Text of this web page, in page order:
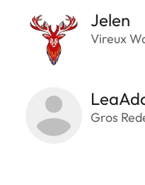
Jelen
Vireux
Gros